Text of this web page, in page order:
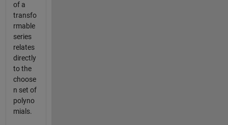
of a
transfo
rmable
series
relates
directly
to the
choose
n set of
polyno
mials.